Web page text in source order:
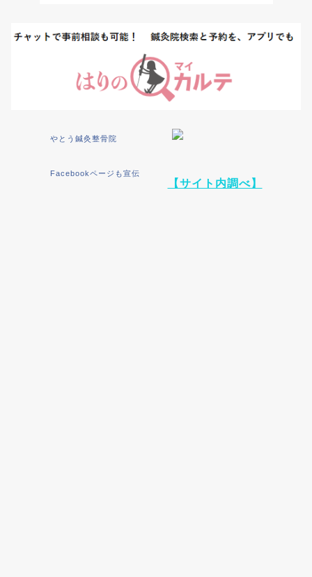
やとう鍼灸整骨院
Facebookページも宣伝
【サイト内調べ】